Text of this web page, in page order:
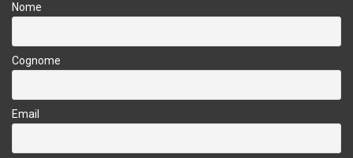
Nome
Cognome
Email